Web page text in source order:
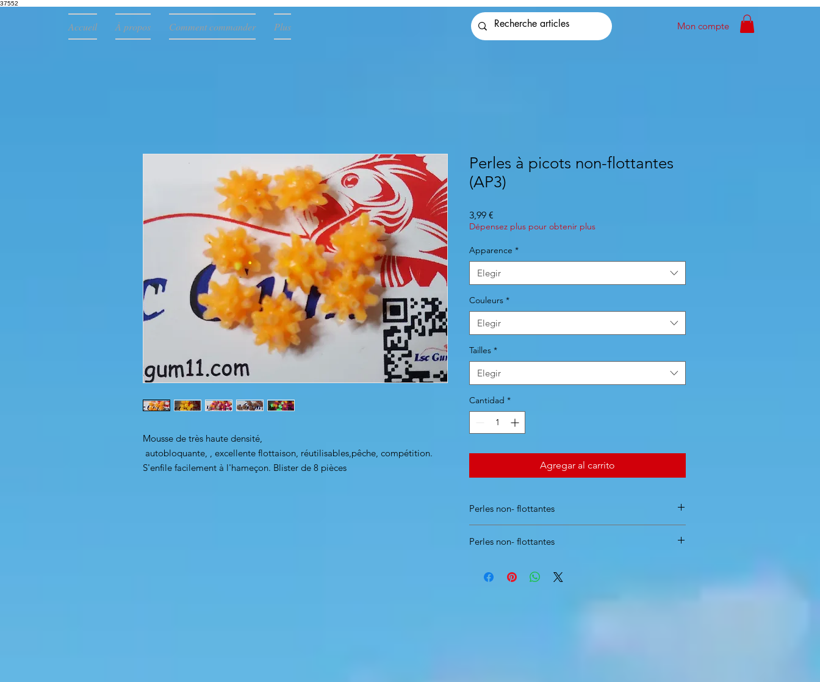
37552
Accueil À propos Comment commander Plus Mon compte
Mousse de très haute densité,
autobloquante, , excellente flottaison, réutilisables,pêche, compétition.
S'enfile facilement à l'hameçon. Blister de 8 pièces
Perles à picots non-flottantes
(AP3)
3,99 €
Dépensez plus pour obtenir plus
Apparence *
Elegir
Couleurs *
Elegir
Tailles *
Elegir
Cantidad *
Agregar al carrito
Perles non- flottantes
Perles non- flottantes